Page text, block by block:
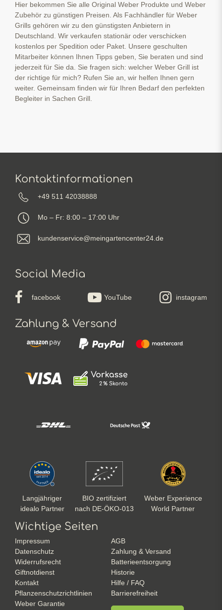
Hier bekommen Sie alle Original Weber Produkte und Weber
Zubehör zu günstigen Preisen. Als Fachhändler für Weber
Grills gehören wir zu den günstigsten Anbietern in
Deutschland. Wir verkaufen stationär oder verschicken
kostenlos per Spedition oder Paket. Unsere geschulten
Mitarbeiter können Ihnen Tipps geben, Sie beraten und sind
jederzeit für Sie da. Sie fragen sich: welcher Weber Grill ist
der richtige für mich? Rufen Sie an, wir helfen Ihnen gern
weiter. Gemeinsam finden wir für Ihren Bedarf den perfekten
Begleiter in Sachen Grill.
Kontaktinformationen
+49 511 42038888
Mo – Fr: 8:00 – 17:00 Uhr
kundenservice@meingartencenter24.de
Social Media
facebook YouTube instagram
Zahlung & Versand
Langjähriger
idealo Partner
BIO zertifiziert
nach DE-ÖKO-013
Weber Experience
World Partner
Wichtige Seiten
Impressum
AGB
Datenschutz
Zahlung & Versand
Widerrufsrecht
Batterieentsorgung
Giftnotdienst
Historie
Kontakt
Hilfe / FAQ
Pflanzenschutzrichtlinien
Barrierefreiheit
Weber Garantie